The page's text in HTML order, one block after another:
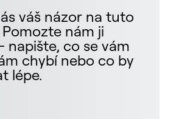
váš názor na tuto
nám ji
napište, co se vám
chybí nebo co by
lépe.